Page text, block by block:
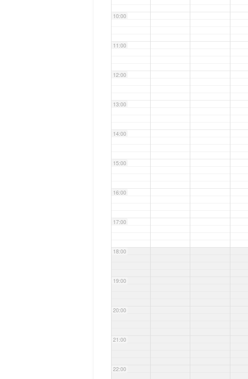
10:00
11:00
12:00
13:00
14:00
15:00
16:00
17:00
18:00
19:00
20:00
21:00
22:00